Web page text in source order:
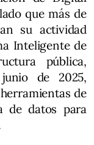
que más de
su actividad
Inteligente de
pública,
de 2025,
de
de datos para